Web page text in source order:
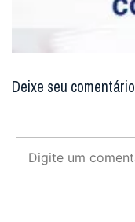
Deixe seu comentário